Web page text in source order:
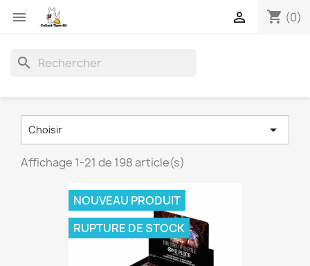
 shopping_cart (0)

search
Choisir 
Affichage 1-21 de 198 article(s)
NOUVEAU PRODUIT
RUPTURE DE STOCK